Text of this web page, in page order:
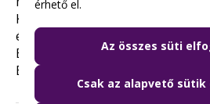
Kérjük az autósokat, hogy
és figyeljék a kihelyezett
Budapest, 2012. február 22.
Budapesti Közlekedési Központ
érhető el.
Az összes süti
Csak az alapvető